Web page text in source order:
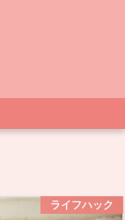
ライフハック